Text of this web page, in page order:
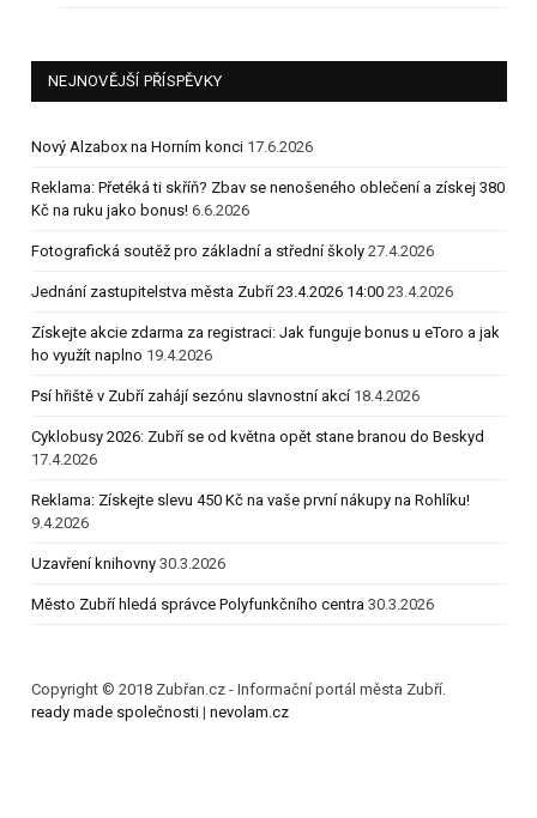
NEJNOVĚJŠÍ PŘÍSPĚVKY
Nový Alzabox na Horním konci 17.6.2026
Reklama: Přetéká ti skříň? Zbav se nenošeného oblečení a získej 380
Kč na ruku jako bonus! 6.6.2026
Fotografická soutěž pro základní a střední školy 27.4.2026
Jednání zastupitelstva města Zubří 23.4.2026 14:00 23.4.2026
Získejte akcie zdarma za registraci: Jak funguje bonus u eToro a jak
ho využít naplno 19.4.2026
Psí hřiště v Zubří zahájí sezónu slavnostní akcí 18.4.2026
Cyklobusy 2026: Zubří se od května opět stane branou do Beskyd
17.4.2026
Reklama: Získejte slevu 450 Kč na vaše první nákupy na Rohlíku!
9.4.2026
Uzavření knihovny 30.3.2026
Město Zubří hledá správce Polyfunkčního centra 30.3.2026
Copyright © 2018 Zubřan.cz - Informační portál města Zubří.
ready made společnosti | nevolam.cz